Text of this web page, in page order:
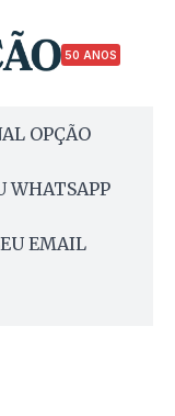
50 ANOS
OPÇÃO
WHATSAPP
EMAIL